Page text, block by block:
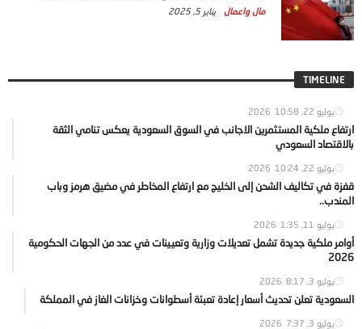
مال واعمال يناير 5, 2025
TIMELINE
يوليو 22, 2026 10:58
ارتفاع ملكية المستثمرين الاجانب في السوق السعودية يعكس تنامي الثقة
بالاقتصاد السعودي
يوليو 22, 2026 10:24
قفزة في تكاليف الشحن إلى الخليج مع ارتفاع المخاطر في مضيق هرمز وباب
المندب..
يوليو 11, 2026 1:35
أوامر ملكية جديدة تشمل تعديلات وزارية وتعيينات في عدد من الجهات الحكومية
2026
يوليو 3, 2026 8:17
السعودية تعلن تحديث أسعار إعادة تعبئة أسطوانات وخزانات الغاز في المملكة
يوليو 3, 2026 7:37